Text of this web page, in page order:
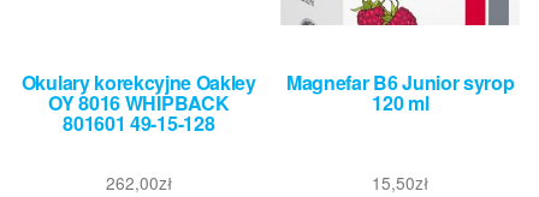
Okulary korekcyjne Oakley
OY 8016 WHIPBACK
801601 49-15-128
262,00zł
Magnefar B6 Junior syrop
120 ml
15,50zł